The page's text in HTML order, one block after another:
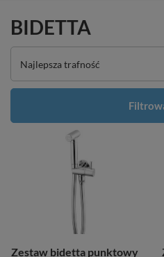
BIDETTA
Zmień sortowanie
Najlepsza trafność
Zestaw bidetta punktowy